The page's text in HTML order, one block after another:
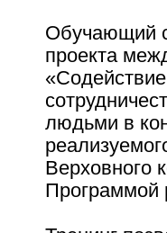
Обучающий
проекта
людьми в
Верховного
Программой